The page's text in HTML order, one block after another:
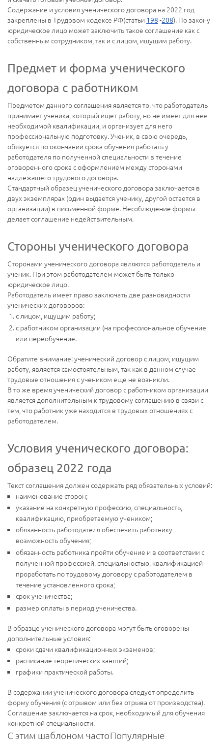
Содержание и условия ученического договора на 2022 год
закреплены в Трудовом кодексе РФ(статьи 198 -208). По закону
юридическое лицо может заключить такое соглашение как с
собственным сотрудником, так и с лицом, ищущим работу.
Предмет и форма ученического
договора с работником
Предметом данного соглашения является то, что работодатель
принимает ученика, который ищет работу, но не имеет для нее
необходимой квалификации, и организует для него
профессиональную подготовку. Ученик, в свою очередь,
обязуется по окончании срока обучения работать у
работодателя по полученной специальности в течение
оговоренного срока с оформлением между сторонами
надлежащего трудового договора.
Стандартный образец ученического договора заключается в
двух экземплярах (один выдается ученику, другой остается в
организации) в письменной форме. Несоблюдение формы
делает соглашение недействительным.
Стороны ученического договора
Сторонами ученического договора являются работодатель и
ученик. При этом работодателем может быть только
юридическое лицо.
Работодатель имеет право заключать две разновидности
ученических договоров:
с лицом, ищущим работу;
с работником организации (на профессиональное обучение
или переобучение.
Обратите внимание: ученический договор с лицом, ищущим
работу, является самостоятельным, так как в данном случае
трудовые отношения с учеником еще не возникли.
В то же время ученический договор с работником организации
является дополнительным к трудовому соглашению в связи с
тем, что работник уже находится в трудовых отношениях с
работодателем.
Условия ученического договора:
образец 2022 года
Текст соглашения должен содержать ряд обязательных условий:
наименование сторон;
указание на конкретную профессию, специальность,
квалификацию, приобретаемую учеником;
обязанность работодателя обеспечить работнику
возможность обучения;
обязанность работника пройти обучение и в соответствии с
полученной профессией, специальностью, квалификацией
проработать по трудовому договору с работодателем в
течение установленного срока;
срок ученичества;
размер оплаты в период ученичества.
В образце ученического договора могут быть оговорены
дополнительные условия:
сроки сдачи квалификационных экзаменов;
расписание теоретических занятий;
графики практической работы.
В содержании ученического договора следует определить
форму обучения (с отрывом или без отрыва от производства).
Соглашение заключается на срок, необходимый для обучения
конкретной специальности.
С этим шаблоном частоПопулярные